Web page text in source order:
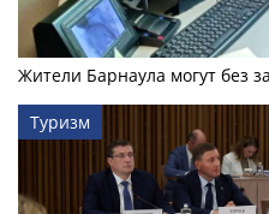
Жители Барнаула могут без
Туризм